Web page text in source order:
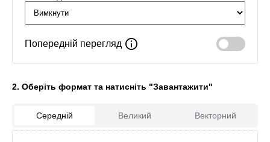
Попередній перегляд
2. Оберіть формат та натисніть "Завантажити"
Середній Великий Векторний